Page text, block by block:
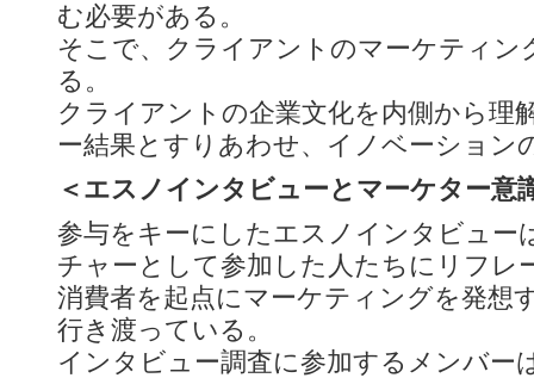
む必要がある。
そこで、クライアントのマーケティン
る。
クライアントの企業文化を内側から理
ー結果とすりあわせ、イノベーション
＜エスノインタビューとマーケター意
参与をキーにしたエスノインタビュー
チャーとして参加した人たちにリフレ
消費者を起点にマーケティングを発想
行き渡っている。
インタビュー調査に参加するメンバー